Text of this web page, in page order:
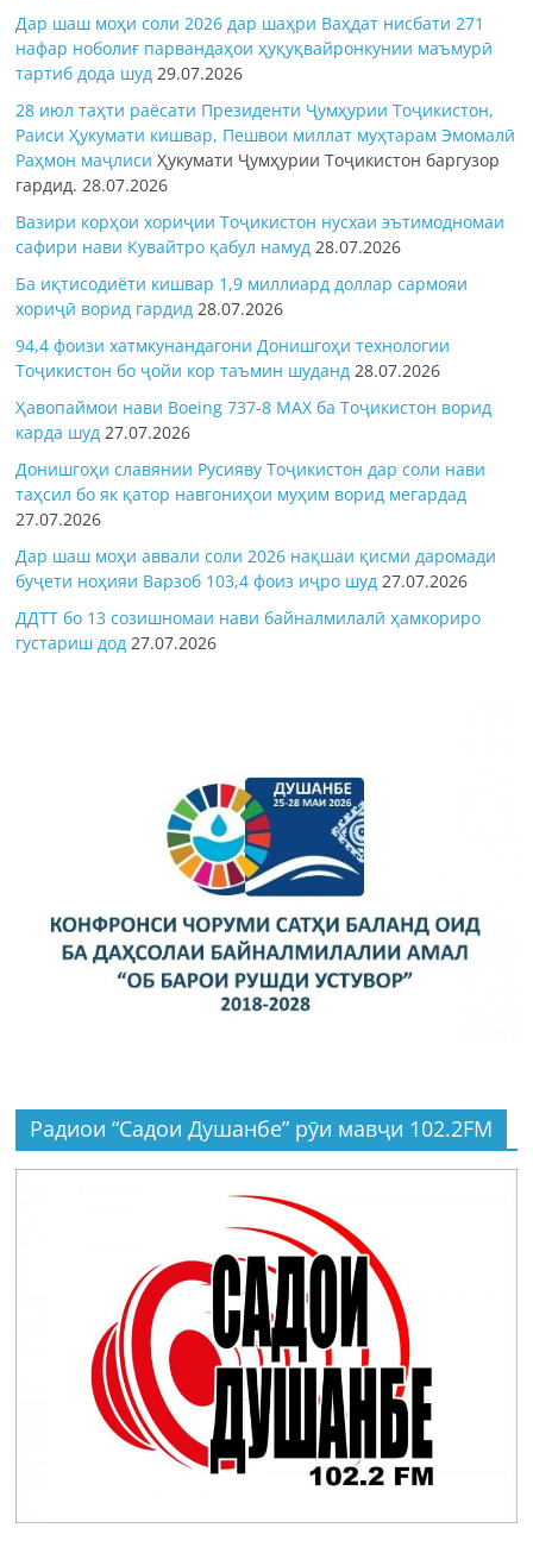
Дар шаш моҳи соли 2026 дар шаҳри Ваҳдат нисбати 271
нафар ноболиғ парвандаҳои ҳуқуқвайронкунии маъмурӣ
тартиб дода шуд 29.07.2026
28 июл таҳти раёсати Президенти Ҷумҳурии Тоҷикистон,
Раиси Ҳукумати кишвар, Пешвои миллат муҳтарам Эмомалӣ
Раҳмон маҷлисиҲукумати Ҷумҳурии Тоҷикистон баргузор
гардид.28.07.2026
Вазири корҳои хориҷии Тоҷикистон нусхаи эътимодномаи
сафири нави Кувайтро қабул намуд 28.07.2026
Ба иқтисодиёти кишвар 1,9 миллиард доллар сармояи
хориҷӣ ворид гардид 28.07.2026
94,4 фоизи хатмкунандагони Донишгоҳи технологии
Тоҷикистон бо ҷойи кор таъмин шуданд 28.07.2026
Ҳавопаймои нави Boeing 737-8 MAX ба Тоҷикистон ворид
карда шуд 27.07.2026
Донишгоҳи славянии Русияву Тоҷикистон дар соли нави
таҳсил бо як қатор навгониҳои муҳим ворид мегардад
27.07.2026
Дар шаш моҳи аввали соли 2026 нақшаи қисми даромади
буҷети ноҳияи Варзоб 103,4 фоиз иҷро шуд 27.07.2026
ДДТТ бо 13 созишномаи нави байналмилалӣ ҳамкориро
густариш дод 27.07.2026
Радиои “Садои Душанбе” рӯи мавҷи 102.2FM